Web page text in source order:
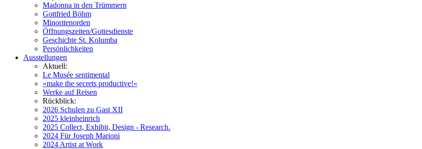
Madonna in den Trümmern
Gottfried Böhm
Minoritenorden
Öffnungszeiten/Gottesdienste
Geschichte St. Kolumba
Persönlichkeiten
Ausstellungen
Aktuell:
Le Musée sentimental
»make the secrets productive!«
Werke auf Reisen
Rückblick:
2026 Schulen zu Gast XII
2025 kleinheinrich
2025 Collect, Exhibit, Design - Research.
2024 Für Joseph Marioni
2024 Artist at Work